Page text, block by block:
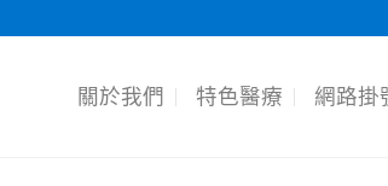
關於我們 特色醫療 網路掛